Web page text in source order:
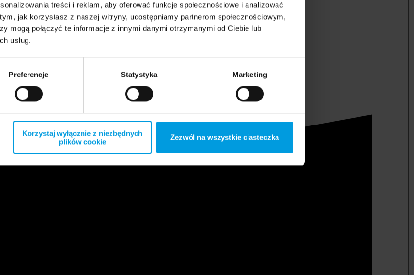
treści i reklam, aby oferować funkcje społecznościowe i analizować
jak korzystasz z naszej witryny, udostępniamy partnerom społecznościowym,
mogą połączyć te informacje z innymi danymi otrzymanymi od Ciebie lub
usług.
Preferencje Statystyka Marketing
Korzystaj wyłącznie z niezbędnych
plików cookie
Zezwól na wszystkie ciasteczka